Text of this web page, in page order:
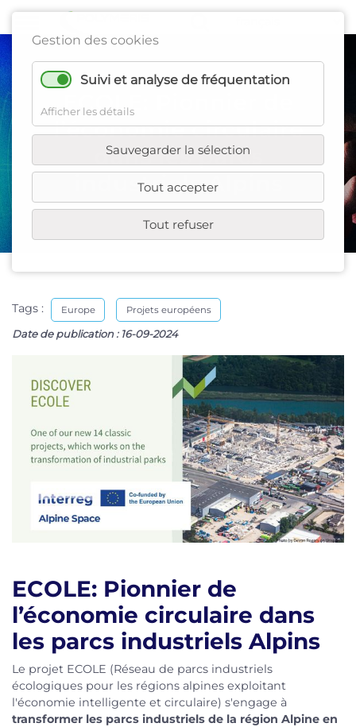
Gestion des cookies
Suivi et analyse de fréquentation
Afficher les détails
Sauvegarder la sélection
Tout accepter
Tout refuser
ECOLE: Pionnier de
l’économie circulaire
dans les parcs
industriels Alpins
Tags : Europe Projets européens
Date de publication : 16-09-2024
ECOLE: Pionnier de
l’économie circulaire dans
les parcs industriels Alpins
Le projet ECOLE (Réseau de parcs industriels
écologiques pour les régions alpines exploitant
l'économie intelligente et circulaire) s'engage à
transformer les parcs industriels de la région Alpine en